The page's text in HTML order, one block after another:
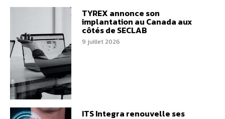
TYREX annonce son
implantation au Canada aux
côtés de SECLAB
9 juillet 2026
ITS Integra renouvelle ses